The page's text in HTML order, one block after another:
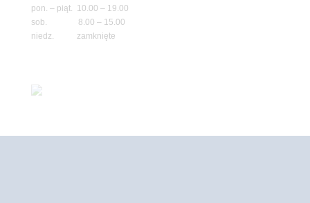
pon. – piąt. 10.00 – 19.00
sob. 8.00 – 15.00
niedz. zamknięte